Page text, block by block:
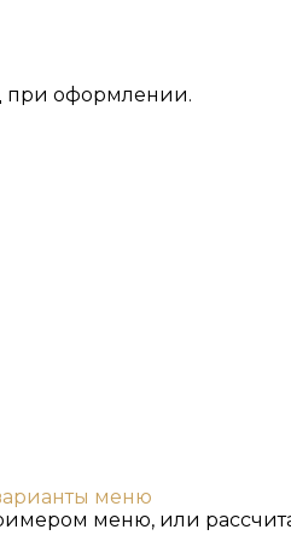
при оформлении.
меню
меню, или